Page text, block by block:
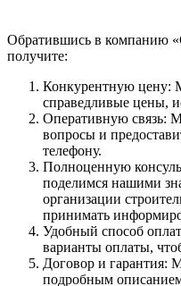
Обратившись в компанию
получите:
Конкурентную цену:
справедливые цены,
Оперативную связь:
вопросы и
телефону.
Полноценную
поделимся нашими
организации
принимать
Удобный способ
варианты оплаты,
Договор и гарантия:
подробным